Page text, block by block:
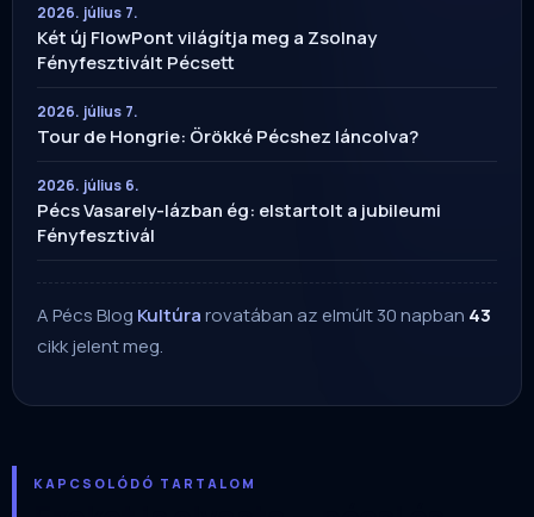
2026. július 7.
Két új FlowPont világítja meg a Zsolnay
Fényfesztivált Pécsett
2026. július 7.
Tour de Hongrie: Örökké Pécshez láncolva?
2026. július 6.
Pécs Vasarely-lázban ég: elstartolt a jubileumi
Fényfesztivál
A Pécs Blog Kultúrarovatában az elmúlt 30 napban 43
cikk jelent meg.
KAPCSOLÓDÓ TARTALOM